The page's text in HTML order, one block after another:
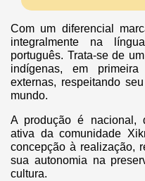
Com um diferencial
integralmente na
português. Trata-se de
indígenas, em primeira
externas, respeitando
mundo.
A produção é nacional,
ativa da comunidade
concepção à realização,
sua autonomia na
cultura.